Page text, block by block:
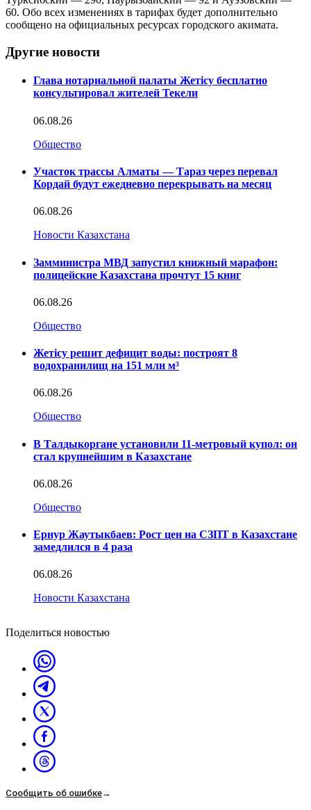
60. Обо всех изменениях в тарифах будет дополнительно
сообщено на официальных ресурсах городского акимата.
Другие новости
Глава нотариальной палаты Жетісу бесплатно
консультировал жителей Текели
06.08.26
Общество
Участок трассы Алматы — Тараз через перевал
Кордай будут ежедневно перекрывать на месяц
06.08.26
Новости Казахстана
Замминистра МВД запустил книжный марафон:
полицейские Казахстана прочтут 15 книг
06.08.26
Общество
Жетісу решит дефицит воды: построят 8
водохранилищ на 151 млн м³
06.08.26
Общество
В Талдыкоргане установили 11-метровый купол: он
стал крупнейшим в Казахстане
06.08.26
Общество
Ернур Жаутыкбаев: Рост цен на СЗПТ в Казахстане
замедлился в 4 раза
06.08.26
Новости Казахстана
Поделиться новостью
Сообщить об ошибке→